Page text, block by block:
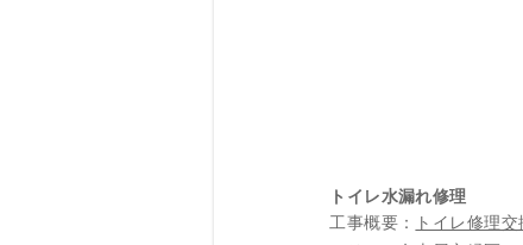
トイレ水漏れ修理
工事概要：
トイレ修理交